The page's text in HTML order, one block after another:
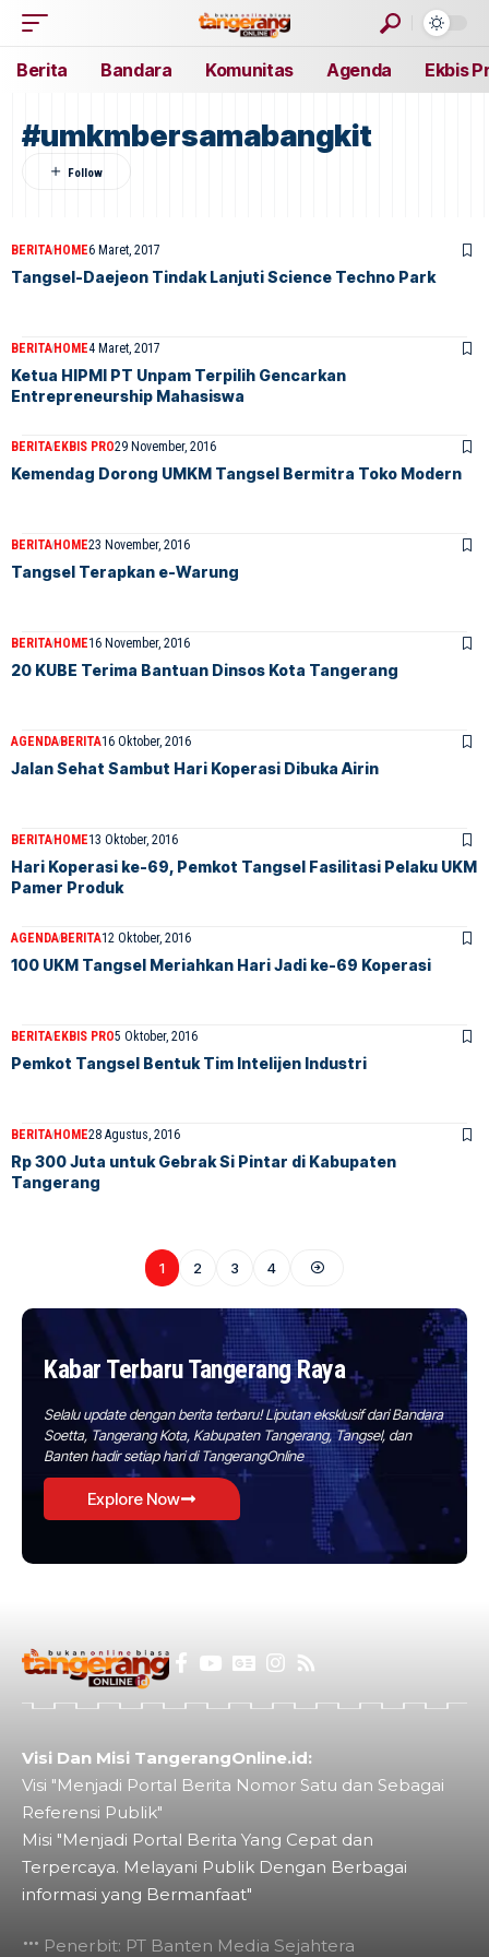
Berita Bandara Komunitas Agenda Ekbis
#umkmbersamabangkit
BERITAHOME6 Maret, 2017
Tangsel-Daejeon Tindak Lanjuti Science Techno Park
BERITAHOME4 Maret, 2017
Ketua HIPMI PT Unpam Terpilih Gencarkan
Entrepreneurship Mahasiswa
BERITAEKBIS PRO29 November, 2016
Kemendag Dorong UMKM Tangsel Bermitra Toko Modern
BERITAHOME23 November, 2016
Tangsel Terapkan e-Warung
BERITAHOME16 November, 2016
20 KUBE Terima Bantuan Dinsos Kota Tangerang
AGENDABERITA16 Oktober, 2016
Jalan Sehat Sambut Hari Koperasi Dibuka Airin
BERITAHOME13 Oktober, 2016
Hari Koperasi ke-69, Pemkot Tangsel Fasilitasi Pelaku UKM
Pamer Produk
AGENDABERITA12 Oktober, 2016
100 UKM Tangsel Meriahkan Hari Jadi ke-69 Koperasi
BERITAEKBIS PRO5 Oktober, 2016
Pemkot Tangsel Bentuk Tim Intelijen Industri
BERITAHOME28 Agustus, 2016
Rp 300 Juta untuk Gebrak Si Pintar di Kabupaten
Tangerang
1 2 3 4
Kabar Terbaru Tangerang Raya
Selalu update dengan berita terbaru! Liputan eksklusif dari Bandara
Soetta, Tangerang Kota, Kabupaten Tangerang, Tangsel, dan
Banten hadir setiap hari di TangerangOnline
Explore Now
Visi Dan Misi TangerangOnline.id:
Visi "Menjadi Portal Berita Nomor Satu dan Sebagai
Referensi Publik"
Misi "Menjadi Portal Berita Yang Cepat dan
Terpercaya. Melayani Publik Dengan Berbagai
informasi yang Bermanfaat"
Penerbit: PT Banten Media Sejahtera